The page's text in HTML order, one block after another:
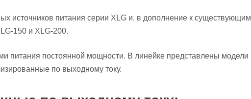
источников питания серии XLG и, в дополнение к
150 и XLG-200.
питания постоянной мощности. В линейке представлены модели
по выходному току.